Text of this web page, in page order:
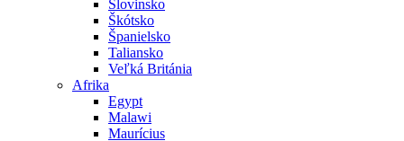
Slovinsko
Škótsko
Španielsko
Taliansko
Veľká Británia
Afrika
Egypt
Malawi
Maurícius